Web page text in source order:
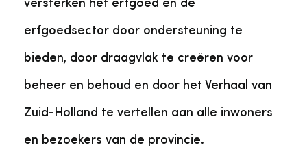
versterken het erfgoed en de
erfgoedsector door ondersteuning te
bieden, door draagvlak te creëren voor
beheer en behoud en door het Verhaal van
Zuid-Holland te vertellen aan alle inwoners
en bezoekers van de provincie.